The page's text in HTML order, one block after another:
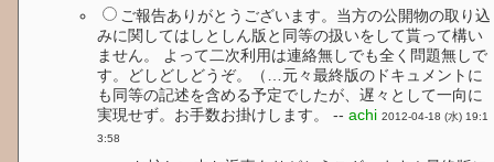
ご報告ありがとうございます。当方の公開物の取り込
みに関してはしとしん版と同等の扱いをして貰って構い
ません。 よって二次利用は連絡無しでも全く問題無しで
す。どしどしどうぞ。（…元々最終版のドキュメントに
も同等の記述を含める予定でしたが、遅々として一向に
実現せず。お手数お掛けします。 --achi 2012-04-18 (水) 19:1
3:58